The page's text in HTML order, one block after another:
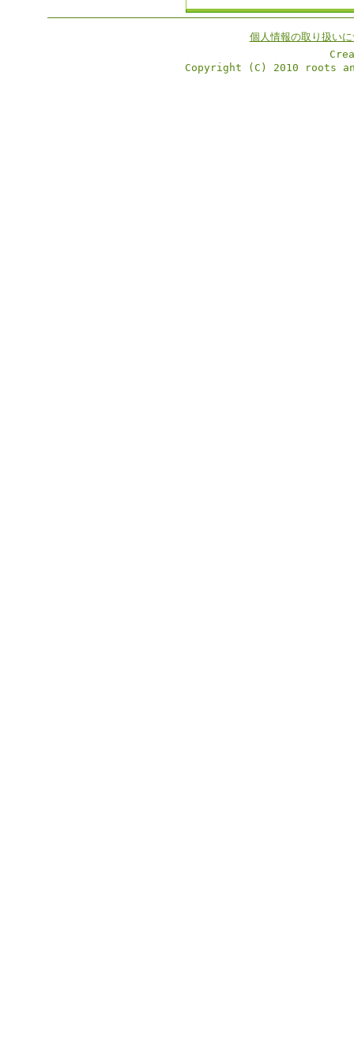
個人情報の取り扱い
Copyright (C) 2010 roots